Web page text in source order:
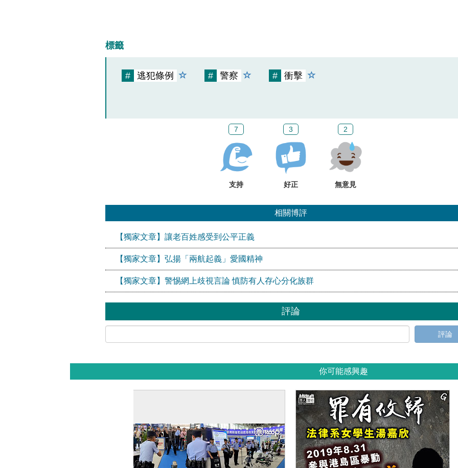
標籤
# 逃犯條例 # 警察 # 衝擊
7
支持
3
好正
2
無意見
相關博評
【獨家文章】讓老百姓感受到公平正義
【獨家文章】弘揚「兩航起義」愛國精神
【獨家文章】警惕網上歧視言論 慎防有人存心分化族群
評論
評論
你可能感興趣